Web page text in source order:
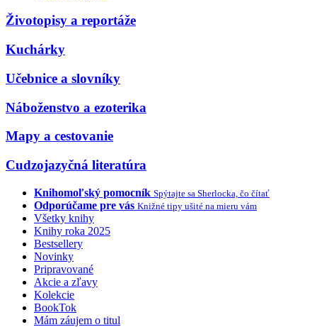
Životopisy a reportáže
Kuchárky
Učebnice a slovníky
Náboženstvo a ezoterika
Mapy a cestovanie
Cudzojazyčná literatúra
Knihomoľský pomocník Spýtajte sa Sherlocka, čo čítať
Odporúčame pre vás Knižné tipy ušité na mieru vám
Všetky knihy
Knihy roka 2025
Bestsellery
Novinky
Pripravované
Akcie a zľavy
Kolekcie
BookTok
Mám záujem o titul